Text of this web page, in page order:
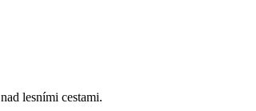
nad lesními cestami.